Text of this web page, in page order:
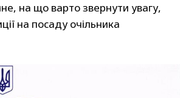
на що варто звернути увагу,
на посаду очільника